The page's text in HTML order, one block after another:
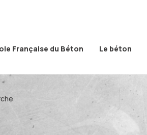
Française du Béton Le béton